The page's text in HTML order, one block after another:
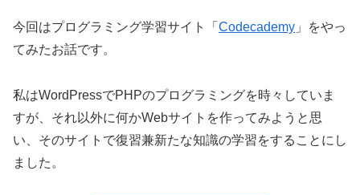
今回はプログラミング学習サイト「 Codecademy 」をやっ
てみたお話です。
私はWordPressでPHPのプログラミングを時々していま
すが、それ以外に何かWebサイトを作ってみようと思
い、そのサイトで復習兼新たな知識の学習をすることにし
ました。